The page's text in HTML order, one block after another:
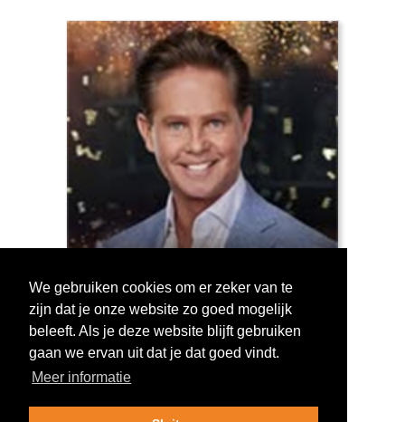
Log in om te stemmen!
We gebruiken cookies om er zeker van te
zijn dat je onze website zo goed mogelijk
beleeft. Als je deze website blijft gebruiken
gaan we ervan uit dat je dat goed vindt.
Meer informatie